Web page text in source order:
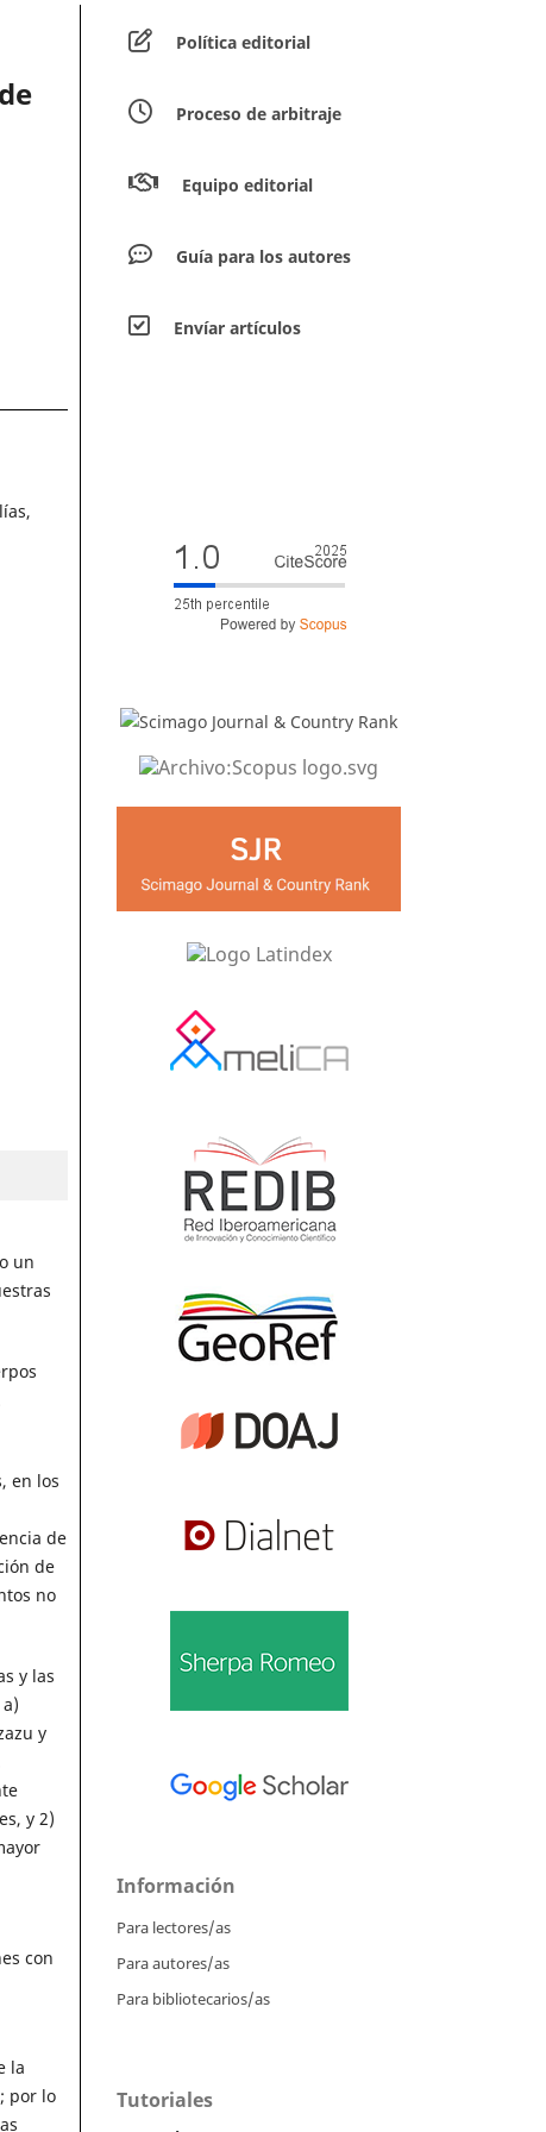
un
en los
de
de
no
y las
y
y 2)
con
la
por lo
Política editorial
Proceso de arbitraje
Equipo editorial
Guía para los autores
Envíar artículos
Información
Para lectores/as
Para autores/as
Para bibliotecarios/as
Tutoriales